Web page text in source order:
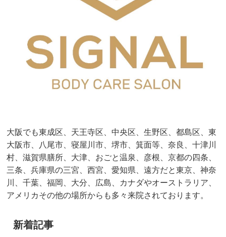
大阪でも東成区、天王寺区、中央区、生野区、都島区、東
大阪市、八尾市、寝屋川市、堺市、箕面等、奈良、十津川
村、滋賀県膳所、大津、おごと温泉、彦根、京都の四条、
三条、兵庫県の三宮、西宮、愛知県、遠方だと東京、神奈
川、千葉、福岡、大分、広島、カナダやオーストラリア、
アメリカその他の場所からも多々来院されております。
新着記事